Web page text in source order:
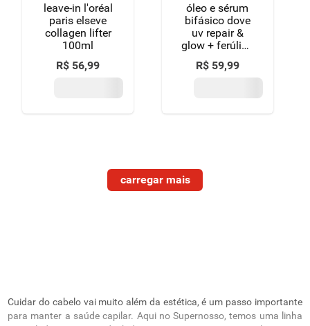
leave-in l'oréal
paris elseve
collagen lifter
100ml
R$ 56,99
óleo e sérum
bifásico dove
uv repair &
glow + ferúlico
frasco 110ml
spray
R$ 59,99
Cuidar do cabelo vai muito além da estética, é um passo importante
para manter a saúde capilar. Aqui no Supernosso, temos uma linha